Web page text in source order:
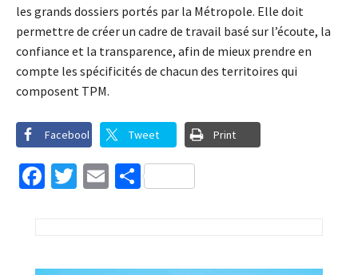
les grands dossiers portés par la Métropole. Elle doit
permettre de créer un cadre de travail basé sur l’écoute, la
confiance et la transparence, afin de mieux prendre en
compte les spécificités de chacun des territoires qui
composent TPM.
Facebook Tweet Print
Facebook
Twitter
EmailPartager